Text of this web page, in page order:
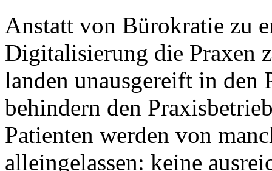
Anstatt von Bürokratie zu
Digitalisierung die Praxen
landen unausgereift in den
behindern den
Patienten werden von
alleingelassen: keine